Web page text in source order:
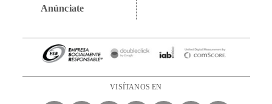
Anúnciate
VISÍTANOS EN